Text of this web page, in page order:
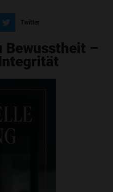
Twitter
Bewusstheit –